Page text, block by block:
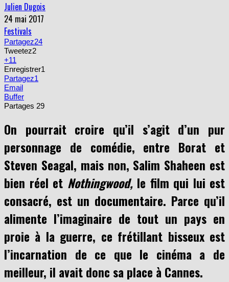
Julien Dugois
24 mai 2017
Festivals
Partagez24
Tweetez2
+11
Enregistrer1
Partagez1
Email
Buffer
Partages 29
On pourrait croire qu’il s’agit d’un pur
personnage de comédie, entre Borat et
Steven Seagal, mais non, Salim Shaheen est
bien réel et Nothingwood,le film qui lui est
consacré, est un documentaire. Parce qu’il
alimente l’imaginaire de tout un pays en
proie à la guerre, ce frétillant bisseux est
l’incarnation de ce que le cinéma a de
meilleur, il avait donc sa place à Cannes.